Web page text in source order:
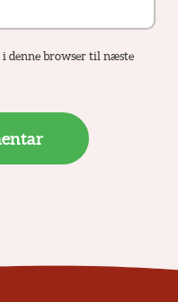
denne browser til næste